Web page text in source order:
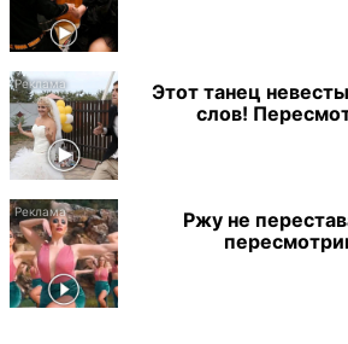
Этот танец
слов!
Ржу не